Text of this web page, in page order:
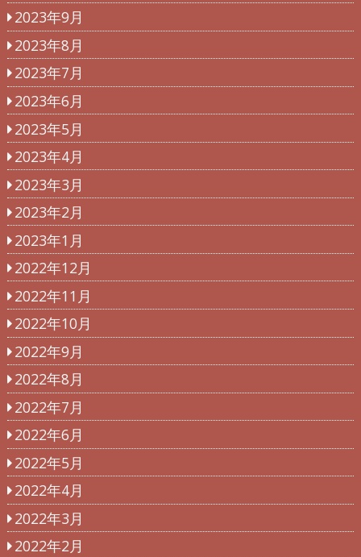
2023年9月
2023年8月
2023年7月
2023年6月
2023年5月
2023年4月
2023年3月
2023年2月
2023年1月
2022年12月
2022年11月
2022年10月
2022年9月
2022年8月
2022年7月
2022年6月
2022年5月
2022年4月
2022年3月
2022年2月